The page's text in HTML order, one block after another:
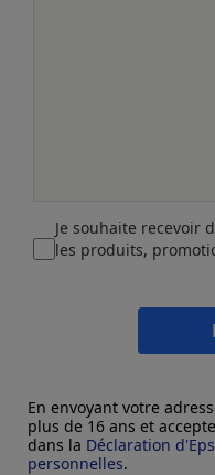
Je souhaite recevoir
les produits,
En envoyant votre
plus de 16 ans et
dans la Déclaration
personnelles.